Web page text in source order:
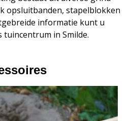
opsluitbanden, stapelblokken
informatie kunt u
in Smilde.